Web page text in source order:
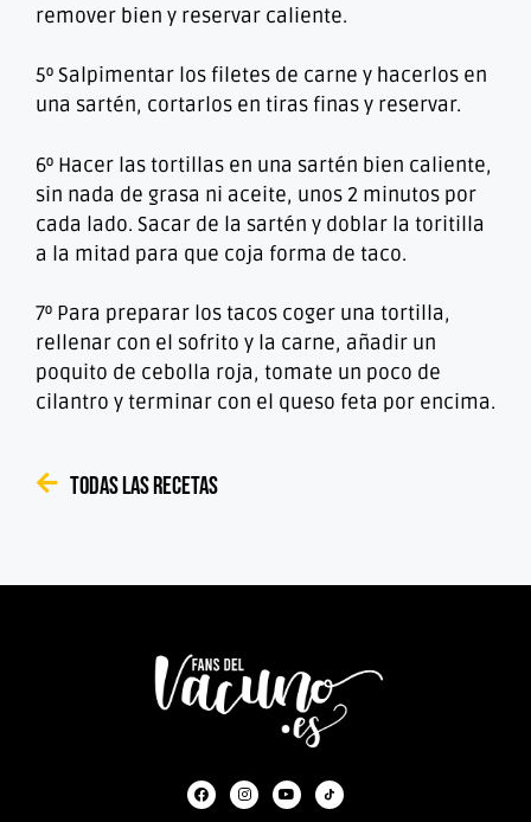
remover bien y reservar caliente.
5º Salpimentar los filetes de carne y hacerlos en
una sartén, cortarlos en tiras finas y reservar.
6º Hacer las tortillas en una sartén bien caliente,
sin nada de grasa ni aceite, unos 2 minutos por
cada lado. Sacar de la sartén y doblar la toritilla
a la mitad para que coja forma de taco.
7º Para preparar los tacos coger una tortilla,
rellenar con el sofrito y la carne, añadir un
poquito de cebolla roja, tomate un poco de
cilantro y terminar con el queso feta por encima.
Todas las recetas